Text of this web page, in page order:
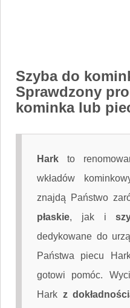
Szyba do
Sprawdzony
kominka lub
Hark to
wkładów
znajdą Państwo
płaskie, jak i
dedykowane do
Państwa piecu
gotowi pomóc.
Hark z